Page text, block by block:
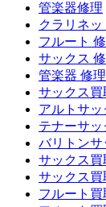
管楽器修理
クラリネッ
フルート
サックス
管楽器 修理
サックス買
アルトサッ
テナーサッ
バリトンサ
サックス買
サックス買
フルート買